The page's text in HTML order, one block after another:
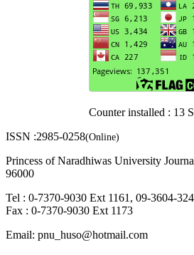
Counter installed : 13
ISSN :2985-0258(Online)
Princess of Naradhiwas University
96000
Tel : 0-7370-9030 Ext 1161, 09-3604-
Fax : 0-7370-9030 Ext 1173
Email: pnu_huso@hotmail.com